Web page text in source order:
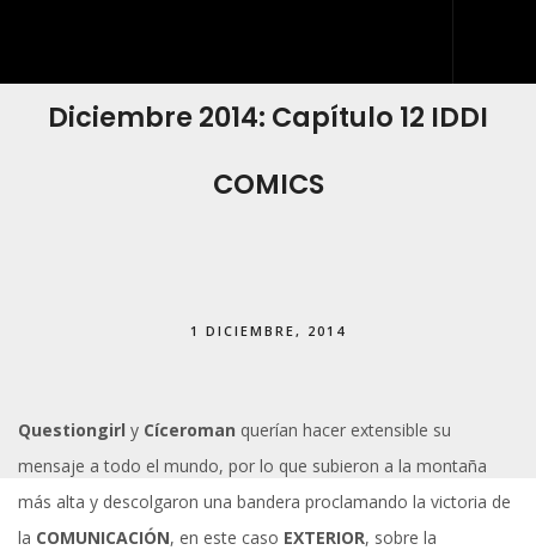
INICIO
CONTACTO
Diciembre 2014: Capítulo 12 IDDI
COMICS
1 DICIEMBRE, 2014
Questiongirl y Cíceroman querían hacer extensible su
mensaje a todo el mundo, por lo que subieron a la montaña
más alta y descolgaron una bandera proclamando la victoria de
la COMUNICACIÓN, en este caso EXTERIOR, sobre la